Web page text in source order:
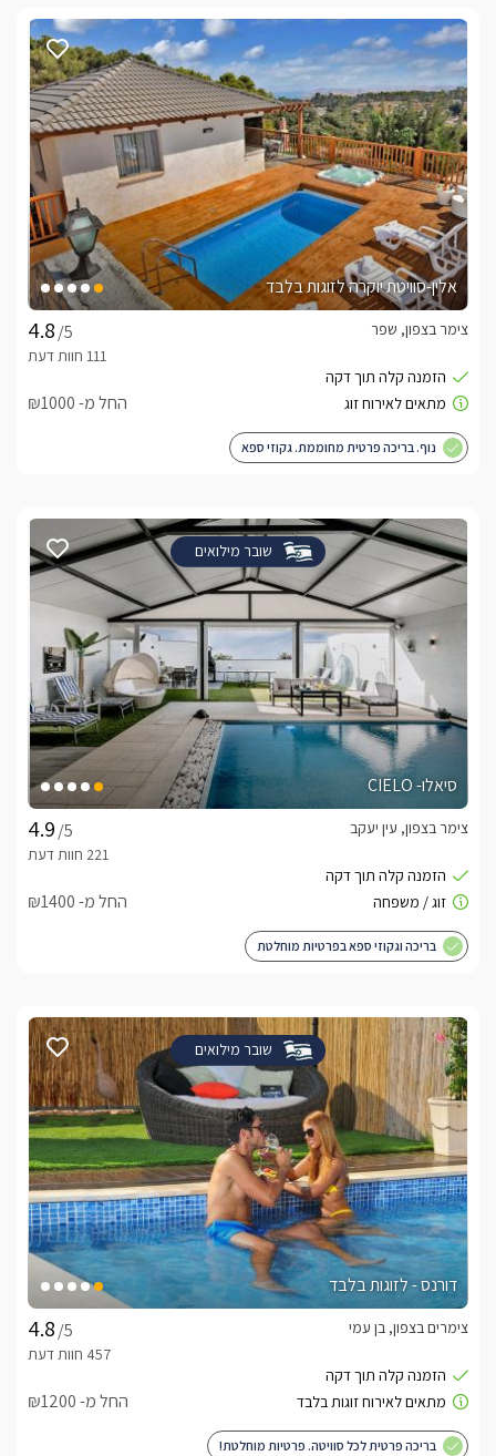
אלין-סוויטת יוקרה לזוגות בלבד
/5
צימר בצפון, שפר
החל מ- ₪1000
נוף. בריכה פרטית מחוממת. גקוזי ספא
שובר מילואים
סיאלו- CIELO
/5
צימר בצפון, עין יעקב
החל מ- ₪1400
בריכה וגקוזי ספא בפרטיות מוחלטת
שובר מילואים
דורנס - לזוגות בלבד
/5
צימרים בצפון, בן עמי
החל מ- ₪1200
בריכה פרטית לכל סוויטה. פרטיות מוחלטת!